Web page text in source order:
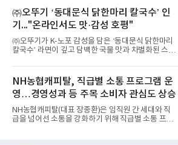
수력원자력, 한국석
교한 선과 면을 중심으로 완성한 파격적인 디자인 ▲
과거 중형 세단 수준으로 확대된 차체 제원 ▲글로벌
최고 수준의 안전성 ▲성능과 효율을 동시에 높인 주
행 완성도 ▲첨단 편의 및 디지털 사양 적용 등을 통해
글로벌 준중형 세단의 새로운 기준을 세웠다.아반떼
는 가솔린 2.0과 1.6 하이브리드 두 가지 파워트레인
넘
㈜오뚜기 ‘동대문식 닭한마리 칼국수’ 인
기..."온라인서도 맛·감성 호평"
㈜오뚜기가 K-노포 감성을 담은 ‘동대문식 닭한마리
칼국수’ 라면이 깊고 담백한 국물 맛과 차별화된 스토
혔다.‘동대문식 닭한마리 칼국수’는 예상을 뛰어넘는
소비자 호응에 힘입어 지난 7월 13일 첫 선을 보인 지
단 18일 만에 누적 판매량 50만 개를 돌파하는 성과를
거두었다.이번 신제품은 개발진이 전국의 닭한마리
전문점을 직접 찾아 다니며 최적의 육수 비율을 완성
했다. 자극적이지 않으면서도 깊은 닭육수에 마늘의
개운한 풍미를 더했으며, 국물이 잘 배어들면서도 쫄
NH농협캐피탈, 직급별 소통 프로그램 운
영…경영성과 등 주목 소비자 관심도 상승
NH농협캐피탈(대표 장종환)은 임직원 간 세대와 직
급을 넘어선 소통을 강화하기 위해 직급별 소통 프로